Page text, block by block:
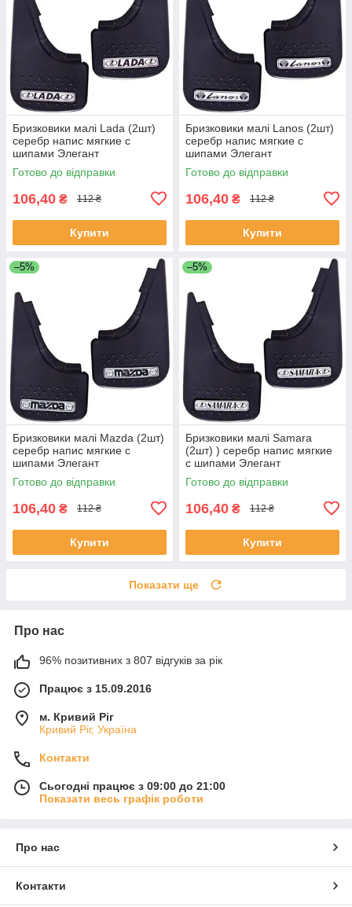
Бризковики малі Lada (2шт)
серебр напис мягкие с
шипами Элегант
Готово до відправки
106,40 ₴ 112 ₴
Купити
Бризковики малі Lanos (2шт)
серебр напис мягкие с
шипами Элегант
Готово до відправки
106,40 ₴ 112 ₴
Купити
–5%
Бризковики малі Mazda (2шт)
серебр напис мягкие с
шипами Элегант
Готово до відправки
106,40 ₴ 112 ₴
Купити
–5%
Бризковики малі Samara
(2шт) ) серебр напис мягкие
с шипами Элегант
Готово до відправки
106,40 ₴ 112 ₴
Купити
Показати ще
Про нас
96% позитивних з 807 відгуків за рік
Працює з 15.09.2016
м. Кривий Ріг
Кривий Ріг, Україна
Контакти
Сьогодні працює з 09:00 до 21:00
Показати весь графік роботи
Про нас
Контакти